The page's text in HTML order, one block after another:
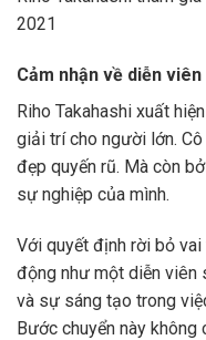
2021
Cảm nhận về diễn
Riho Takahashi xuất
giải trí cho người lớn.
đẹp quyến rũ. Mà còn
sự nghiệp của mình.
Với quyết định rời bỏ
động như một diễn viên
và sự sáng tạo trong
Bước chuyển này không